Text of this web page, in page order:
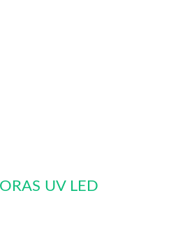
UV LED